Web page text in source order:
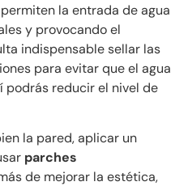
permiten la entrada de agua
y provocando el
indispensable sellar las
para evitar que el agua
podrás reducir el nivel de
la pared, aplicar un
parches
de mejorar la estética,